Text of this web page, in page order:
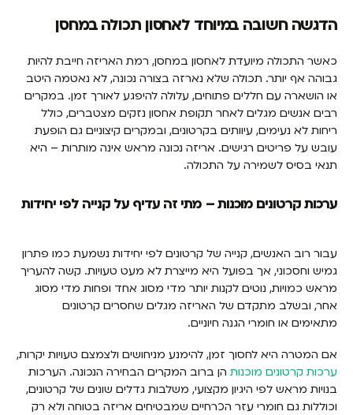
הדגשה חשובה במיוחד לאחסון תכולה במחסן
כאשר התכולה מיועדת לאחסון במחסן, רמת האריזה חייבת להיות
גבוהה אף יותר. תכולה שלא נארזה בצורה נכונה, לא נאטמה היטב
או הושארה עם חללים פתוחים, עלולה להיפגע לאורך זמן. במקרים
רבים אנשים מגלים לאחר תקופת אחסון נזקים מצטברים, כולל
ריחות לא נעימים, עיוותים בקרטונים, ובמקרים קיצוניים גם הופעת
עובש על פריטים רגישים. אריזה נכונה מראש אינה מותרות – היא
תנאי בסיס לשמירה על התכולה.
ערכות קרטונים מוכנות – מתי זה עדיף על קנייה לפי יחידות
עבור רוב האנשים, קנייה של קרטונים לפי יחידות נשמעת כמו פתרון
גמיש וחסכוני, אך בפועל היא מייצרת לא מעט טעויות. קשה להעריך
מראש כמויות, נוטים לקנות יותר מדי מסוג אחד ופחות מדי מסוג
אחר, ובשלב מתקדם של האריזה מגלים שחסרים קרטונים
מתאימים או חומרי הגנה חיוניים.
אם המטרה היא לחסוך זמן, להימנע מניחושים ולצמצם טעויות יקרות,
ערכות קרטונים מוכנות הן ברוב המקרים הבחירה הנכונה. הערכות
בנויות מראש לפי היגיון מקצועי, משלבות גדלים שונים של קרטונים,
וכוללות גם חומרי עזר הכרחיים שמבטיחים אריזה בטוחה ולא רק